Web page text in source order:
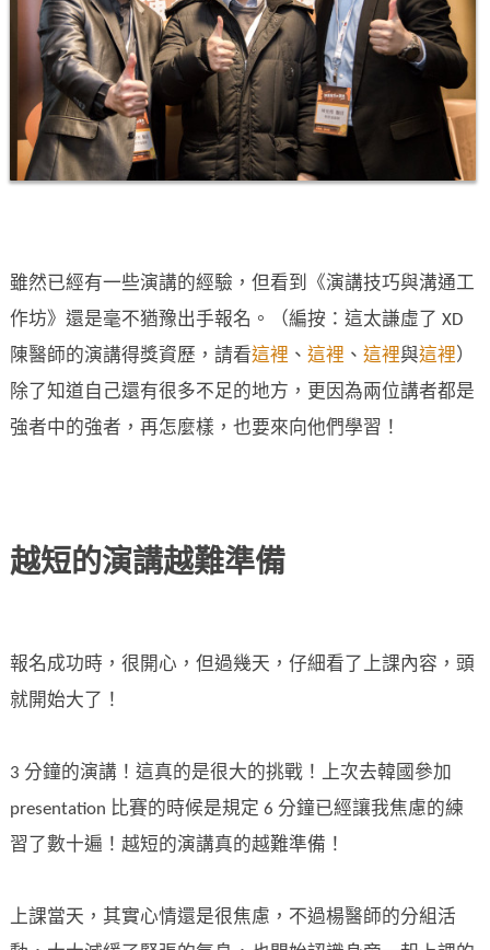
雖然已經有一些演講的經驗，但看到《演講技巧與溝通工
作坊》還是毫不猶豫出手報名。（編按：這太謙虛了 XD
陳醫師的演講得獎資歷，請看這裡 、 這裡 、 這裡與這裡）
除了知道自己還有很多不足的地方，更因為兩位講者都是
強者中的強者，再怎麼樣，也要來向他們學習！
越短的演講越難準備
報名成功時，很開心，但過幾天，仔細看了上課內容，頭
就開始大了！
3 分鐘的演講！這真的是很大的挑戰！上次去韓國參加
presentation 比賽的時候是規定 6 分鐘已經讓我焦慮的練
習了數十遍！越短的演講真的越難準備！
上課當天，其實心情還是很焦慮，不過楊醫師的分組活